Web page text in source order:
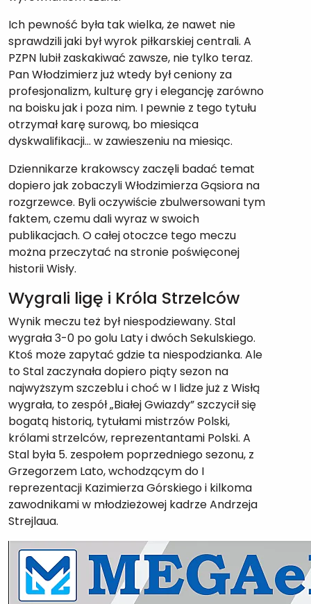
Ich pewność była tak wielka, że nawet nie
sprawdzili jaki był wyrok piłkarskiej centrali. A
PZPN lubił zaskakiwać zawsze, nie tylko teraz.
Pan Włodzimierz już wtedy był ceniony za
profesjonalizm, kulturę gry i elegancję zarówno
na boisku jak i poza nim. I pewnie z tego tytułu
otrzymał karę surową, bo miesiąca
dyskwalifikacji… w zawieszeniu na miesiąc.
Dziennikarze krakowscy zaczęli badać temat
dopiero jak zobaczyli Włodzimierza Gąsiora na
rozgrzewce. Byli oczywiście zbulwersowani tym
faktem, czemu dali wyraz w swoich
publikacjach. O całej otoczce tego meczu
można przeczytać na stronie poświęconej
historii Wisły.
Wygrali ligę i Króla Strzelców
Wynik meczu też był niespodziewany. Stal
wygrała 3-0 po golu Laty i dwóch Sekulskiego.
Ktoś może zapytać gdzie ta niespodzianka. Ale
to Stal zaczynała dopiero piąty sezon na
najwyższym szczeblu i choć w I lidze już z Wisłą
wygrała, to zespół „Białej Gwiazdy” szczycił się
bogatą historią, tytułami mistrzów Polski,
królami strzelców, reprezentantami Polski. A
Stal była 5. zespołem poprzedniego sezonu, z
Grzegorzem Lato, wchodzącym do I
reprezentacji Kazimierza Górskiego i kilkoma
zawodnikami w młodzieżowej kadrze Andrzeja
Strejlaua.